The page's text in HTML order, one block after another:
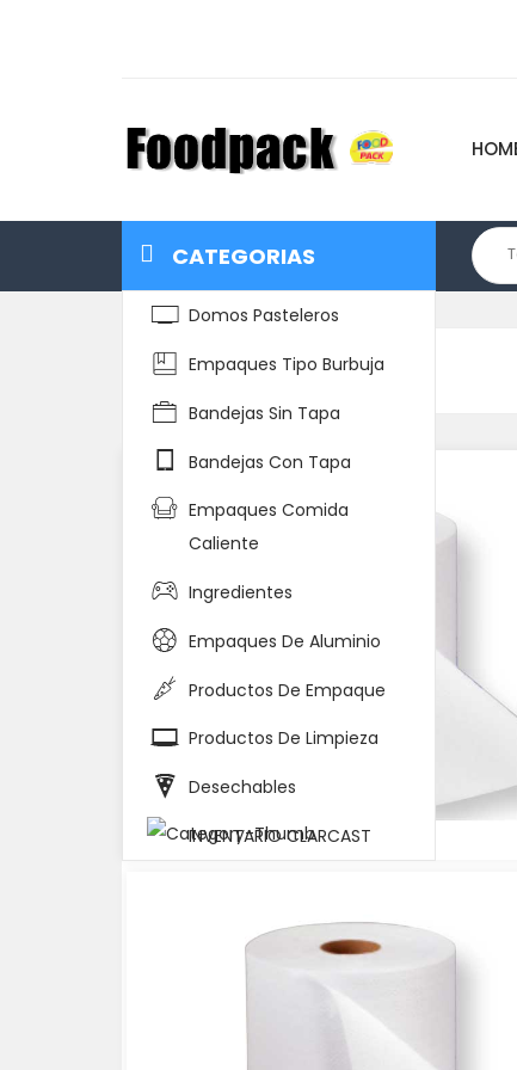
CATEGORIAS
Domos Pasteleros
Empaques Tipo Burbuja
Bandejas Sin Tapa
Bandejas Con Tapa
Empaques Comida
Caliente
Ingredientes
Empaques De Aluminio
Productos De Empaque
Productos De Limpieza
Desechables
INVENTARIO CLARCAST
Home Detalle del Producto